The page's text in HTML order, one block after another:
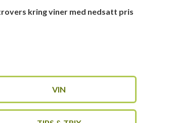
kring viner med nedsatt pris
VIN